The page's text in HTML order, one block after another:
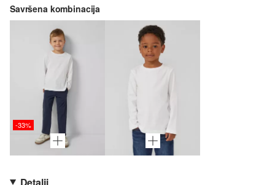
Savršena kombinacija
-33%
Detalji